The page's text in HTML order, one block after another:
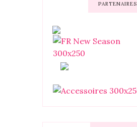
PARTENAIRES